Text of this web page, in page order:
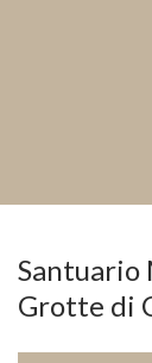
Santuario
Grotte di